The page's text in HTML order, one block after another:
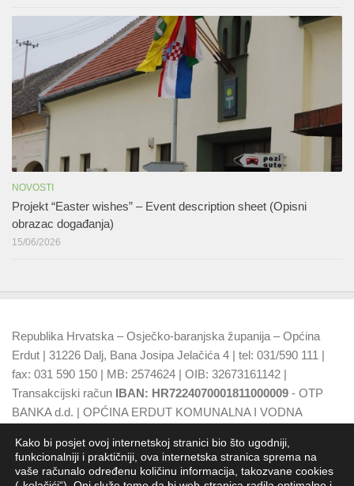
NOVOSTI
Projekt “Easter wishes” – Event description sheet (Opisni
obrazac događanja)
15/06/2026
Republika Hrvatska – Osječko-baranjska županija – Općina
Erdut | 31226 Dalj, Bana Josipa Jelačića 4 | tel: 031/590 111 |
fax: 031 590 150 | MB: 2574624 | OIB: 32673161142 |
Transakcijski račun IBAN: HR7224070001811000009 - OTP
BANKA d.d. | OPĆINA ERDUT KOMUNALNA I VODNA
d.d.
Kako bi posjet ovoj internetskoj stranici bio što ugodniji,
funkcionalniji i praktičniji, ova internetska stranica sprema na
vaše računalo određenu količinu informacija, takozvane cookies